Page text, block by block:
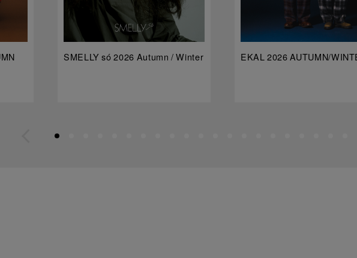
SMELLY só 2026 Autumn / Winter EKAL 2026 AUTUMN/